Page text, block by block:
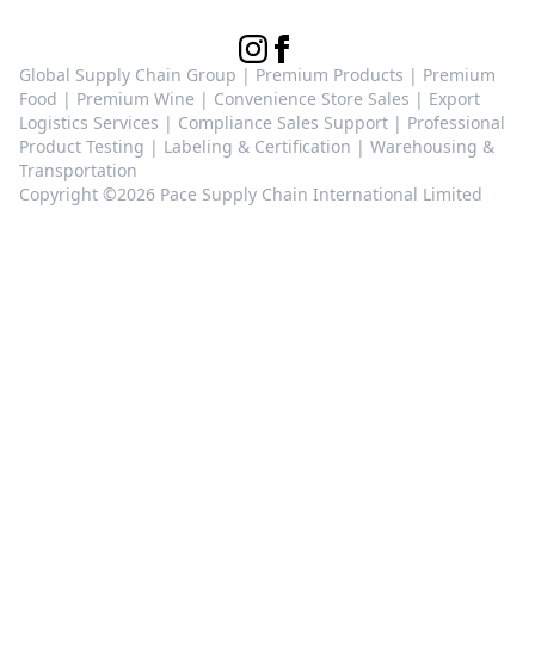
Global Supply Chain Group | Premium Products | Premium
Food | Premium Wine | Convenience Store Sales | Export
Logistics Services | Compliance Sales Support | Professional
Product Testing | Labeling & Certification | Warehousing &
Transportation
Copyright ©2026 Pace Supply Chain International Limited